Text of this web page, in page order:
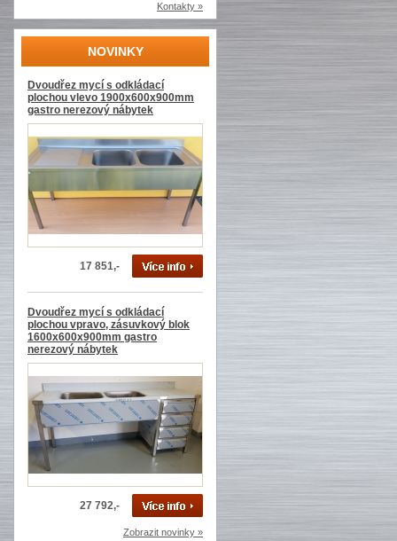
Kontakty »
NOVINKY
Dvoudřez mycí s odkládací
plochou vlevo 1900x600x900mm
gastro nerezový nábytek
17 851,-
Dvoudřez mycí s odkládací
plochou vpravo, zásuvkový blok
1600x600x900mm gastro
nerezový nábytek
27 792,-
Zobrazit novinky »